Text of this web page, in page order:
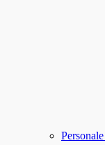
Personale